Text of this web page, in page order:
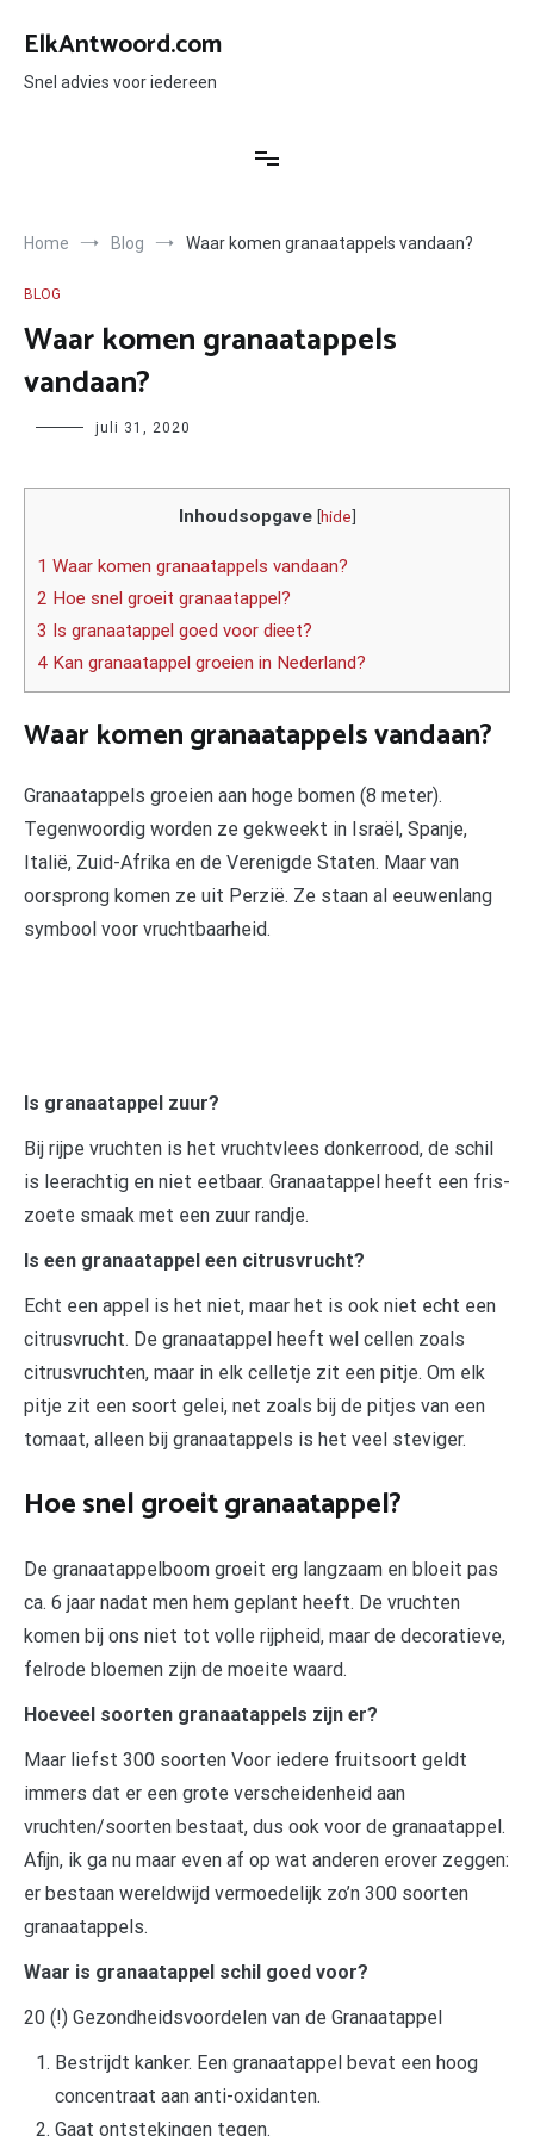
naar
inhoud
ElkAntwoord.com
Snel advies voor iedereen
Home Blog Waar komen granaatappels vandaan?
BLOG
Waar komen granaatappels
vandaan?
Author juli 31, 2020
Inhoudsopgave [hide]
1 Waar komen granaatappels vandaan?
2 Hoe snel groeit granaatappel?
3 Is granaatappel goed voor dieet?
4 Kan granaatappel groeien in Nederland?
Waar komen granaatappels vandaan?
Granaatappels groeien aan hoge bomen (8 meter).
Tegenwoordig worden ze gekweekt in Israël, Spanje,
Italië, Zuid-Afrika en de Verenigde Staten. Maar van
oorsprong komen ze uit Perzië. Ze staan al eeuwenlang
symbool voor vruchtbaarheid.
Is granaatappel zuur?
Bij rijpe vruchten is het vruchtvlees donkerrood, de schil
is leerachtig en niet eetbaar. Granaatappel heeft een fris-
zoete smaak met een zuur randje.
Is een granaatappel een citrusvrucht?
Echt een appel is het niet, maar het is ook niet echt een
citrusvrucht. De granaatappel heeft wel cellen zoals
citrusvruchten, maar in elk celletje zit een pitje. Om elk
pitje zit een soort gelei, net zoals bij de pitjes van een
tomaat, alleen bij granaatappels is het veel steviger.
Hoe snel groeit granaatappel?
De granaatappelboom groeit erg langzaam en bloeit pas
ca. 6 jaar nadat men hem geplant heeft. De vruchten
komen bij ons niet tot volle rijpheid, maar de decoratieve,
felrode bloemen zijn de moeite waard.
Hoeveel soorten granaatappels zijn er?
Maar liefst 300 soorten Voor iedere fruitsoort geldt
immers dat er een grote verscheidenheid aan
vruchten/soorten bestaat, dus ook voor de granaatappel.
Afijn, ik ga nu maar even af op wat anderen erover zeggen:
er bestaan wereldwijd vermoedelijk zo’n 300 soorten
granaatappels.
Waar is granaatappel schil goed voor?
20 (!) Gezondheidsvoordelen van de Granaatappel
Bestrijdt kanker. Een granaatappel bevat een hoog
concentraat aan anti-oxidanten.
Gaat ontstekingen tegen.